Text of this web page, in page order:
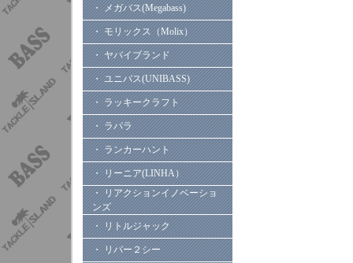
・ メガバス(Megabass)
・ モリックス（Molix）
・ ヤバイブランド
・ ユニバス(UNIBASS)
・ ラッキークラフト
・ ラパラ
・ ランカーハント
・ リーニア(LINHA）
・ リアクションイノベーショ
ンズ
・ リトルジャック
・ リバー２シー